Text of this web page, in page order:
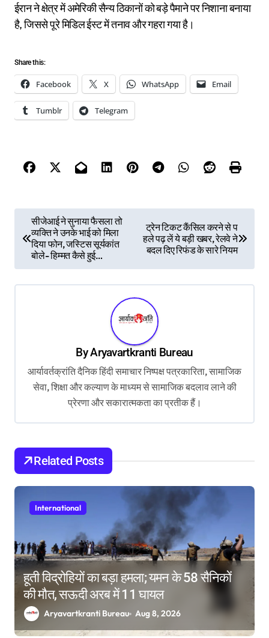
ईरान ने क्षेत्र में अमेरिकी सैन्य ठिकानों को बड़े पैमाने पर निशाना बनाया
है, जिससे पूरे मिडिल ईस्ट में तनाव और गहरा गया है।
Share this:
Facebook X WhatsApp Email
Tumblr Telegram
o
n
सीजेआई ने सुनाया फैसला तो
व्यक्ति ने उनके भाई को मिला
दिया फोन, जस्टिस सूर्यकांत
बोले- हिम्मत कैसे हुई…
ट्रेन टिकट कैंसिल करने से प
हले पढ़ लें ये बड़ी खबर, रेलवे ने
बदल दिए रिफंड के सारे नियम
ByAryavartkranti Bureau
आर्यावर्तक्रांति दैनिक हिंदी समाचार निष्पक्ष पत्रकारिता, सामाजिक
सेवा, शिक्षा और कल्याण के माध्यम से सामाजिक बदलाव लाने की
प्रेरणा और सकारात्मकता का प्रतीक हैं।
Related Posts
International
हूती विद्रोहियों का बड़ा हमला; यमन के 58 सैनिकों
की मौत, सऊदी अरब में 11 घायल
Aryavartkranti Bureau Aug 8, 2026